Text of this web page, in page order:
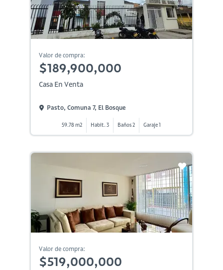
Valor de compra:
$189,900,000
Casa En Venta
Pasto, Comuna 7, El Bosque
59.78 m2 Habit. 3 Baños 2 Garaje 1
Valor de compra:
$519,000,000